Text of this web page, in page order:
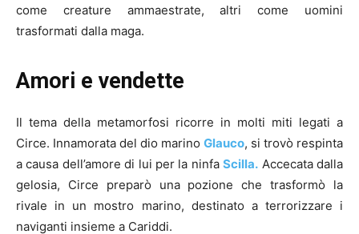
come creature ammaestrate, altri come uomini
trasformati dalla maga.
Amori e vendette
Il tema della metamorfosi ricorre in molti miti legati a
Circe. Innamorata del dio marino Glauco, si trovò respinta
a causa dell’amore di lui per la ninfaScilla. Accecata dalla
gelosia, Circe preparò una pozione che trasformò la
rivale in un mostro marino, destinato a terrorizzare i
naviganti insieme a Cariddi.